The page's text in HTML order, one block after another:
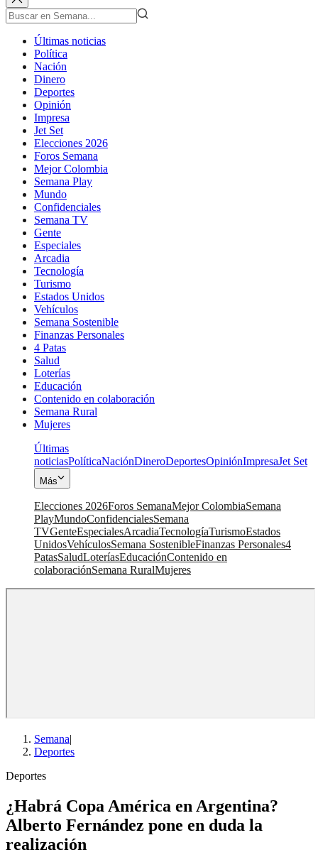
Últimas noticias
Política
Nación
Dinero
Deportes
Opinión
Impresa
Jet Set
Elecciones 2026
Foros Semana
Mejor Colombia
Semana Play
Mundo
Confidenciales
Semana TV
Gente
Especiales
Arcadia
Tecnología
Turismo
Estados Unidos
Vehículos
Semana Sostenible
Finanzas Personales
4 Patas
Salud
Loterías
Educación
Contenido en colaboración
Semana Rural
Mujeres
Últimas
noticiasPolíticaNaciónDineroDeportesOpiniónImpresaJet Set
Más
Elecciones 2026Foros SemanaMejor ColombiaSemana
PlayMundoConfidencialesSemana
TVGenteEspecialesArcadiaTecnologíaTurismoEstados
UnidosVehículosSemana SostenibleFinanzas Personales4
PatasSaludLoteríasEducaciónContenido en
colaboraciónSemana RuralMujeres
Semana|
Deportes
Deportes
¿Habrá Copa América en Argentina?
Alberto Fernández pone en duda la
realización